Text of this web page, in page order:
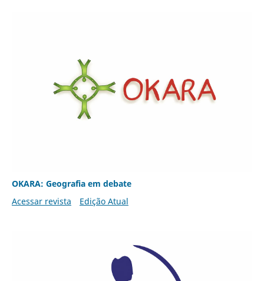
OKARA: Geografia em debate
Acessar revista
Edição Atual